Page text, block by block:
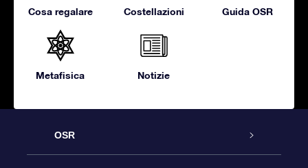
Cosa regalare Costellazioni Guida OSR
Metafisica Notizie
OSR